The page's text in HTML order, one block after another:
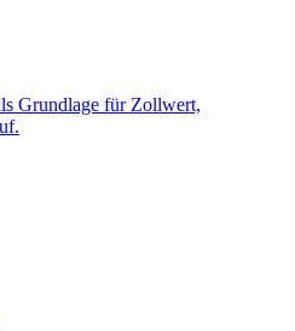
Grundlage für Zollwert,